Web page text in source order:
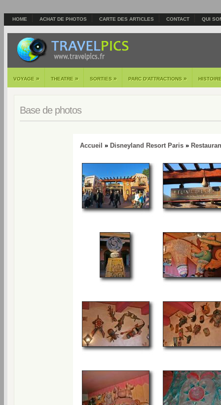
HOME ACHAT DE PHOTOS CARTE DES ARTICLES CONTACT QUI
VOYAGE » THEATRE » SORTIES » PARC D'ATTRACTIONS »
Base de photos
Accueil » Disneyland Resort Paris»